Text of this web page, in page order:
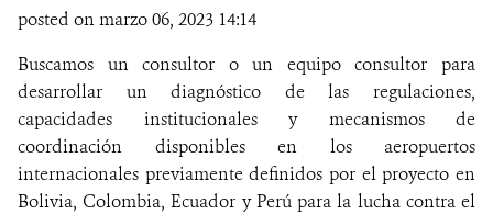
posted on marzo 06, 2023 14:14
Buscamos un consultor o un equipo consultor para
desarrollar un diagnóstico de las regulaciones,
capacidades institucionales y mecanismos de
coordinación disponibles en los aeropuertos
internacionales previamente definidos por el proyecto en
Bolivia, Colombia, Ecuador y Perú para la lucha contra el